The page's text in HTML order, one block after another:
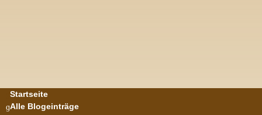
Startseite
Alle Blogeinträge